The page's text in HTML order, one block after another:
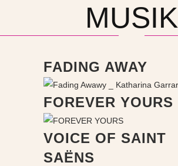
MUSIK
FADING AWAY
FOREVER YOURS
VOICE OF SAINT
SAËNS